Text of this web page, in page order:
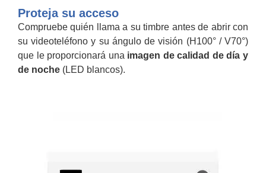
Proteja su acceso
Compruebe quién llama a su timbre antes de abrir con
su videoteléfono y su ángulo de visión (H100° / V70°)
que le proporcionará una imagen de calidad de día y
de noche (LED blancos).